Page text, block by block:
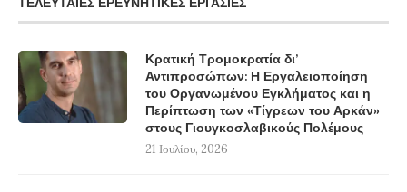
Κρατική Τρομοκρατία δι’
Αντιπροσώπων: Η Εργαλειοποίηση
του Οργανωμένου Εγκλήματος και η
Περίπτωση των «Τίγρεων του Αρκάν»
στους Γιουγκοσλαβικούς Πολέμους
21 Ιουλίου, 2026